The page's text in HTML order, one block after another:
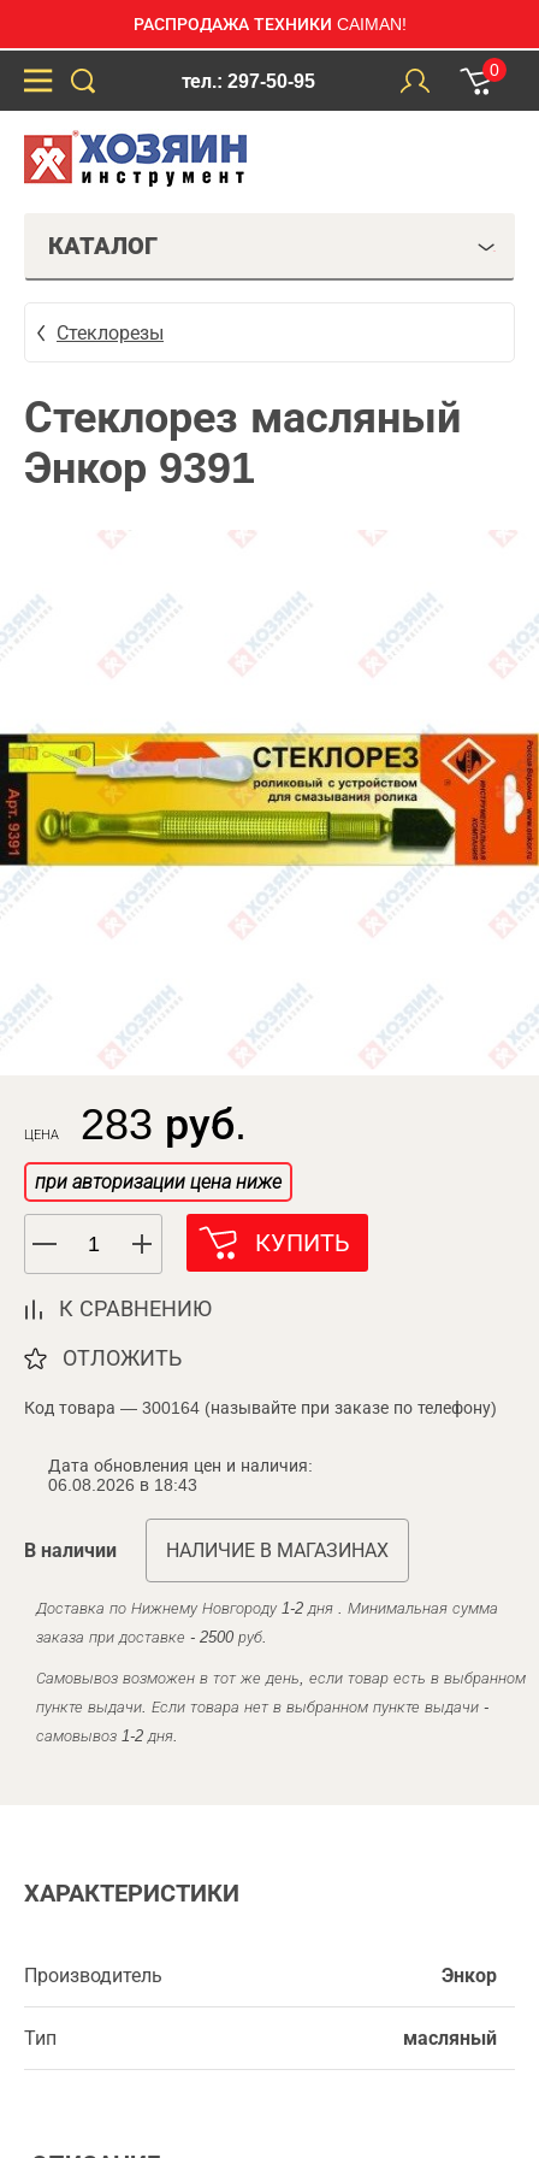
РАСПРОДАЖА ТЕХНИКИ CAIMAN!
тел.: 297-50-95
0
КАТАЛОГ
Стеклорезы
Стеклорез масляный
Энкор 9391
ЦЕНА 283 руб.
при авторизации цена ниже
КУПИТЬ
К СРАВНЕНИЮ
ОТЛОЖИТЬ
Код товара — 300164 (называйте при заказе по телефону)
Дата обновления цен и наличия:
06.08.2026 в 18:43
В наличии НАЛИЧИЕ В МАГАЗИНАХ
Доставка по Нижнему Новгороду 1-2 дня . Минимальная сумма
заказа при доставке - 2500 руб.
Самовывоз возможен в тот же день, если товар есть в выбранном
пункте выдачи. Если товара нет в выбранном пункте выдачи -
самовывоз 1-2 дня.
ХАРАКТЕРИСТИКИ
Производитель Энкор
Тип масляный